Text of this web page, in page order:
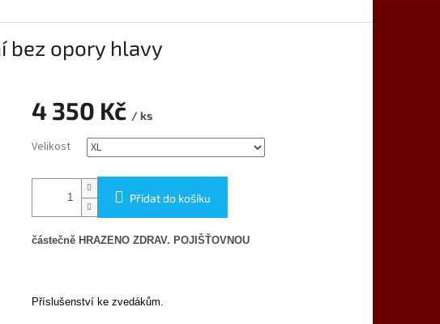
bez opory hlavy
4 350 Kč / ks
cena:
Velikost
Přidat do košíku
částečně HRAZENO ZDRAV. POJIŠŤOVNOU
Příslušenství ke zvedákům.